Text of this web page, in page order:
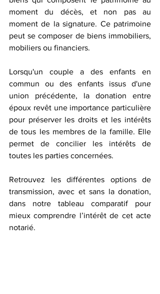
moment du décès, et non pas au
moment de la signature. Ce patrimoine
peut se composer de biens immobiliers,
mobiliers ou financiers.
Lorsqu'un couple a des enfants en
commun ou des enfants issus d'une
union précédente, la donation entre
époux revêt une importance particulière
pour préserver les droits et les intérêts
de tous les membres de la famille. Elle
permet de concilier les intérêts de
toutes les parties concernées.
Retrouvez les différentes options de
transmission, avec et sans la donation,
dans notre tableau comparatif pour
mieux comprendre l’intérêt de cet acte
notarié.